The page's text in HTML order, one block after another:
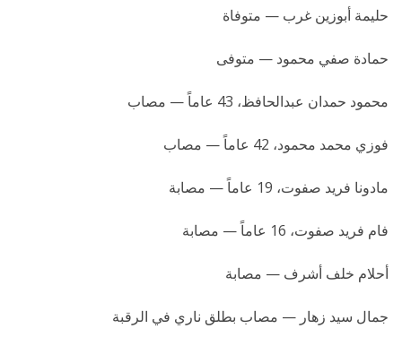
حليمة أبوزين غرب — متوفاة
حمادة صفي محمود — متوفى
محمود حمدان عبدالحافظ، 43 عاماً — مصاب
فوزي محمد محمود، 42 عاماً — مصاب
مادونا فريد صفوت، 19 عاماً — مصابة
فام فريد صفوت، 16 عاماً — مصابة
أحلام خلف أشرف — مصابة
جمال سيد زهار — مصاب بطلق ناري في الرقبة